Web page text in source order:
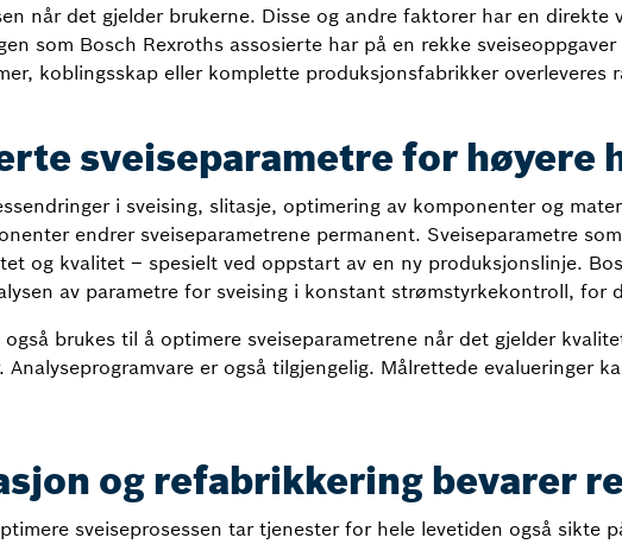
når det gjelder brukerne. Disse og andre faktorer har en
som Bosch Rexroths assosierte har på en rekke
koblingsskap eller komplette produksjonsfabrikker overleveres
sveiseparametre for høyere
i sveising, slitasje, optimering av komponenter og
endrer sveiseparametrene permanent. Sveiseparametre
og kvalitet – spesielt ved oppstart av en ny produksjonslinje.
av parametre for sveising i konstant strømstyrkekontroll, for
også brukes til å optimere sveiseparametrene når det gjelder
Analyseprogramvare er også tilgjengelig. Målrettede evalueringer
og refabrikkering bevarer
sveiseprosessen tar tjenester for hele levetiden også sikte